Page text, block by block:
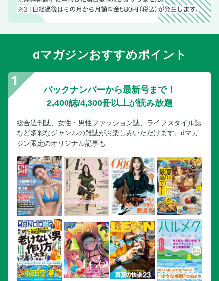
dマガジンおすすめポイント
バックナンバーから最新号まで！
2,400誌/4,300冊以上が読み放題
総合週刊誌、女性・男性ファッション誌、ライフスタイル誌
など多彩なジャンルの雑誌がお楽しみいただけます。dマガ
ジン限定のオリジナル記事も！